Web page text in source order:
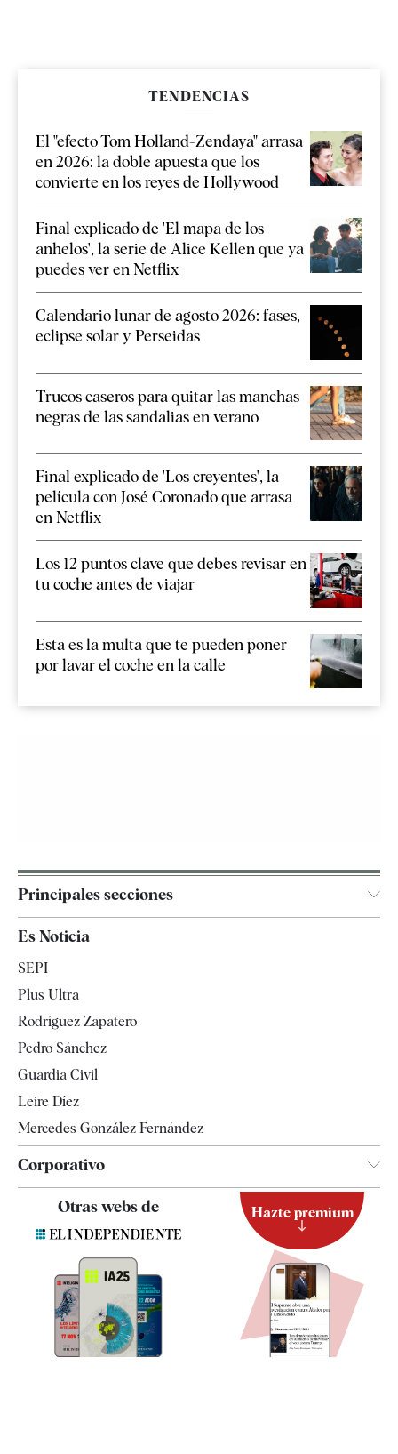
TENDENCIAS
El "efecto Tom Holland-Zendaya" arrasa
en 2026: la doble apuesta que los
convierte en los reyes de Hollywood
Final explicado de 'El mapa de los
anhelos', la serie de Alice Kellen que ya
puedes ver en Netflix
Calendario lunar de agosto 2026: fases,
eclipse solar y Perseidas
Trucos caseros para quitar las manchas
negras de las sandalias en verano
Final explicado de 'Los creyentes', la
película con José Coronado que arrasa
en Netflix
Los 12 puntos clave que debes revisar en
tu coche antes de viajar
Esta es la multa que te pueden poner
por lavar el coche en la calle
Principales secciones
España
Televisión
Es Noticia
SEPI
Plus Ultra
Rodríguez Zapatero
Pedro Sánchez
Guardia Civil
Leire Díez
Mercedes González Fernández
Corporativo
Contacto
Quiénes somos
Especificaciones
Otras webs de Hazte premium